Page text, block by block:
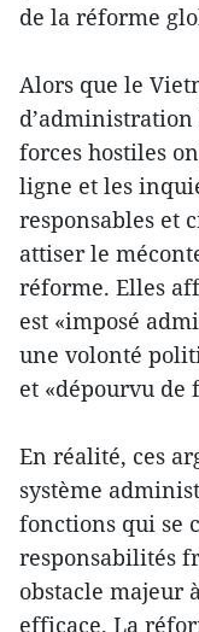
de la réforme
Alors que le
forces hostiles
ligne et les
responsables et
attiser le
réforme. Elles
est «imposé
une volonté
et «dépourvu de
En réalité, ces
système
fonctions qui se
responsabilités
obstacle majeur
efficace. La